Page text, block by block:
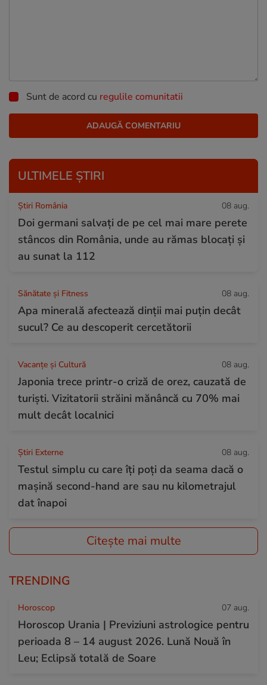
Sunt de acord cu regulile comunitatii
ULTIMELE ȘTIRI
Știri România 08 aug.
Doi germani salvați de pe cel mai mare perete
stâncos din România, unde au rămas blocați și
au sunat la 112
Sănătate și Fitness 08 aug.
Apa minerală afectează dinții mai puțin decât
sucul? Ce au descoperit cercetătorii
Vacanțe și Cultură 08 aug.
Japonia trece printr-o criză de orez, cauzată de
turiști. Vizitatorii străini mănâncă cu 70% mai
mult decât localnici
Știri Externe 08 aug.
Testul simplu cu care îți poți da seama dacă o
mașină second-hand are sau nu kilometrajul
dat înapoi
Citește mai multe
TRENDING
Horoscop 07 aug.
Horoscop Urania | Previziuni astrologice pentru
perioada 8 – 14 august 2026. Lună Nouă în
Leu; Eclipsă totală de Soare